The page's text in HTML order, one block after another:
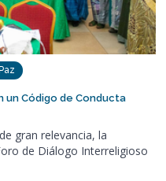
un Código de Conducta
gran relevancia, la
de Diálogo Interreligioso